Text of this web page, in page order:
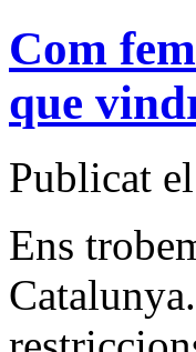
Com
que
Publicat el
Ens